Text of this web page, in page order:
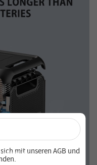
abonnieren!
und verpasse keine
Neuheiten!
×
mit unserenAGBund
.